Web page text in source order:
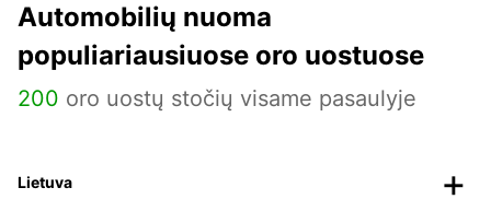
Automobilių nuoma
populiariausiuose oro uostuose
200 oro uostų stočių visame pasaulyje
Lietuva